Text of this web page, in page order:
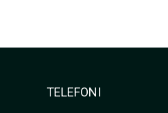
TELEFONI